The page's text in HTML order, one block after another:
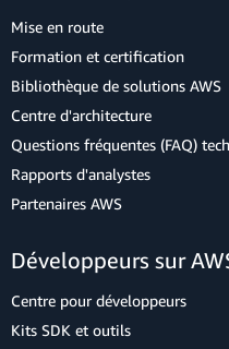
Mise en route
Formation et certification
Bibliothèque de solutions AWS
Centre d'architecture
Questions fréquentes (FAQ)
Rapports d'analystes
Partenaires AWS
Développeurs sur
Centre pour développeurs
Kits SDK et outils